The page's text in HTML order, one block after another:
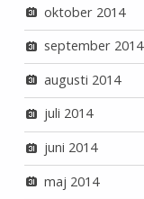
oktober 2014
september 2014
augusti 2014
juli 2014
juni 2014
maj 2014